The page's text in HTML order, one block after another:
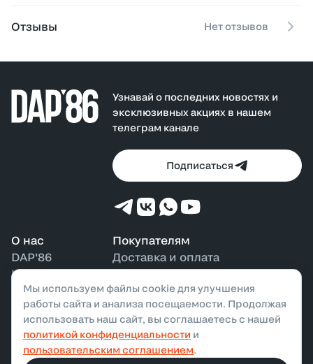
Эти кеды станут незаменимой частью вашего
Отзывы Нет отзывов
О нас
DAP'86
Контакты
Наши магазины
Покупателям
Доставка и оплата
Возврат и обмен
Бонусная программа
Узнавай о последних новостях и
эксклюзивных акциях в нашем
телеграм канале
Подписаться
ООО «ДАП»,2026. Все права защищены
Мы используем файлы cookie для улучшения
работы сайта и анализа посещаемости. Продолжая
использовать наш сайт, вы соглашаетесь с нашей
политикой конфиденциальности и
пользовательским соглашением.